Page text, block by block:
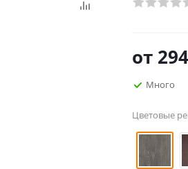
от
Много
Цветовые